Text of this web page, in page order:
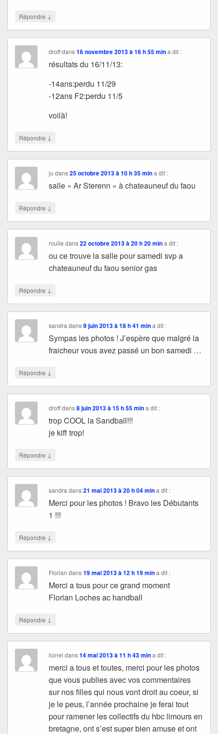
Répondre ↓
droffdans16 novembre 2013 à 16 h 55 min a dit :
résultats du 16/11/13:
-14ans:perdu 11/29
-12ans F2:perdu 11/5
voilà!
Répondre ↓
ju dans25 octobre 2013 à 10 h 35 min a dit :
salle « Ar Sterenn » à chateauneuf du faou
Répondre ↓
roulie dans22 octobre 2013 à 20 h 20 min a dit :
ou ce trouve la salle pour samedi svp a
chateauneuf du faou senior gas
Répondre ↓
sandra dans9 juin 2013 à 18 h 41 min a dit :
Sympas les photos ! J’espère que malgré la
fraicheur vous avez passé un bon samedi …
Répondre ↓
droffdans8 juin 2013 à 15 h 55 min a dit :
trop COOL la Sandball!!!
je kiff trop!
Répondre ↓
sandra dans21 mai 2013 à 20 h 04 min a dit :
Merci pour les photos ! Bravo les Débutants
1 !!!
Répondre ↓
Florian dans19 mai 2013 à 12 h 19 min a dit :
Merci a tous pour ce grand moment
Florian Loches ac handball
Répondre ↓
lionel dans14 mai 2013 à 11 h 43 min a dit :
merci a tous et toutes, merci pour les photos
que vous publies avec vos commentaires
sur nos filles qui nous vont droit au coeur, si
je le peus, l’année prochaine je ferai tout
pour ramener les collectifs du hbc limours en
bretagne, ont s’est super bien amuse et ont